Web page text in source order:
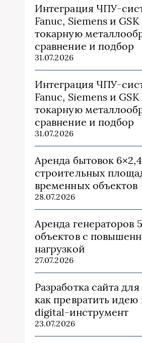
Интеграция ЧПУ-
Fanuc, Siemens и GSK
токарную
сравнение и подбор
31.07.2026
Интеграция ЧПУ-
Fanuc, Siemens и GSK
токарную
сравнение и подбор
31.07.2026
Аренда бытовок
строительных
временных объектов
28.07.2026
Аренда генераторов
объектов с
нагрузкой
27.07.2026
Разработка сайта
как превратить идею
digital-инструмент
23.07.2026